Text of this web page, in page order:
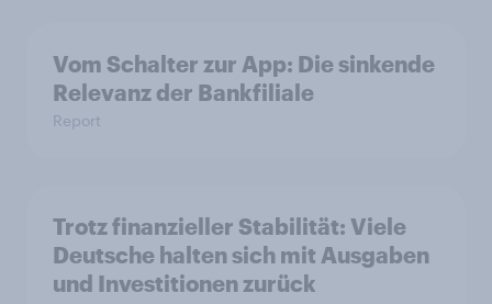
Vom Schalter zur App: Die sinkende
Relevanz der Bankfiliale
Report
Trotz finanzieller Stabilität: Viele
Deutsche halten sich mit Ausgaben
und Investitionen zurück